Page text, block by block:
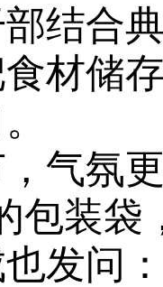
结合
材储
氛更
包装袋
发问